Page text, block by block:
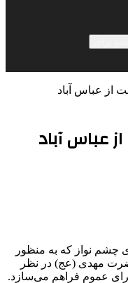
از عباس آباد
عباس آباد
چشم‌ نواز که به‌ منظور
و میلاد حضرت مهدی (عج) در نظر
عموم فراهم می‌سازد.